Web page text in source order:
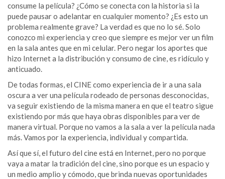
consume la película? ¿Cómo se conecta con la historia si la
puede pausar o adelantar en cualquier momento? ¿Es esto un
problema realmente grave? La verdad es que no lo sé. Solo
conozco mi experiencia y creo que siempre es mejor ver un film
en la sala antes que en mi celular. Pero negar los aportes que
hizo Internet a la distribución y consumo de cine, es ridículo y
anticuado.
De todas formas, el CINE como experiencia de ir a una sala
oscura a ver una película rodeado de personas desconocidas,
va seguir existiendo de la misma manera en que el teatro sigue
existiendo por más que haya obras disponibles para ver de
manera virtual. Porque no vamos a la sala a ver la película nada
más. Vamos por la experiencia, individual y compartida.
Así que sí, el futuro del cine está en Internet, pero no porque
vaya a matar la tradición del cine, sino porque es un espacio y
un medio amplio y cómodo, que brinda nuevas oportunidades